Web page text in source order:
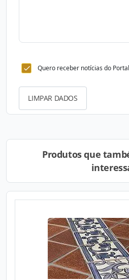
Quero receber notícias do
LIMPAR DADOS
Produtos que